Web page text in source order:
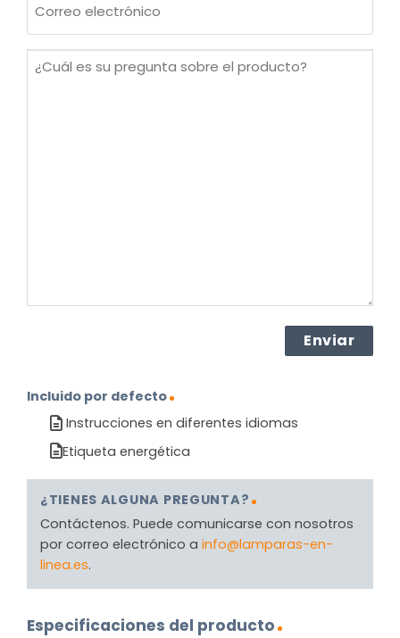
electrónico
¿Cuál
Incluido por defecto
Instrucciones en diferentes idiomas
Etiqueta energética
¿TIENES ALGUNA PREGUNTA?
Contáctenos. Puede comunicarse con nosotros
por correo electrónico a info@lamparas-en-
linea.es.
Especificaciones del producto